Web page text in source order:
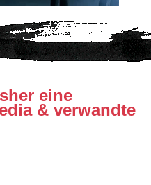
eine
& verwandte